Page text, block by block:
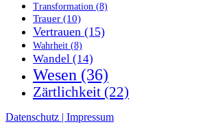
Transformation (8)
Trauer (10)
Vertrauen (15)
Wahrheit (8)
Wandel (14)
Wesen (36)
Zärtlichkeit (22)
Datenschutz | Impressum